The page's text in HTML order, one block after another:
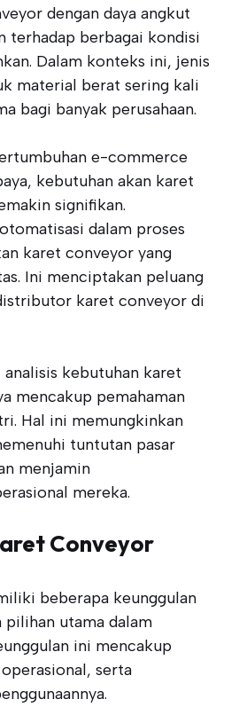
dengan daya angkut
terhadap berbagai kondisi
Dalam konteks ini, jenis
material berat sering kali
bagi banyak perusahaan.
e-commerce
kebutuhan akan karet
signifikan.
dalam proses
karet conveyor yang
Ini menciptakan peluang
karet conveyor di
analisis kebutuhan karet
mencakup pemahaman
Hal ini memungkinkan
tuntutan pasar
menjamin
mereka.
Conveyor
beberapa keunggulan
pilihan utama dalam
ini mencakup
serta